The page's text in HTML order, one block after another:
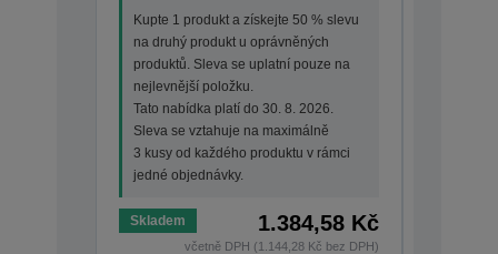
Kupte 1 produkt a získejte 50 % slevu
na druhý produkt u oprávněných
produktů. Sleva se uplatní pouze na
nejlevnější položku.
Tato nabídka platí do 30. 8. 2026.
Sleva se vztahuje na maximálně
3 kusy od každého produktu v rámci
jedné objednávky.
Skladem 1.384,58 Kč
včetně DPH (1.144,28 Kč bez DPH)